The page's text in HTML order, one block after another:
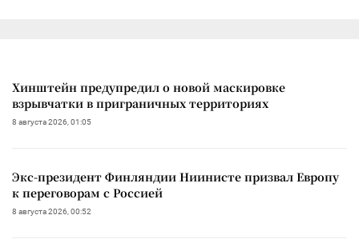
Хинштейн предупредил о новой маскировке
взрывчатки в приграничных территориях
8 августа 2026, 01:05
Экс-президент Финляндии Ниинисте призвал Европу
к переговорам с Россией
8 августа 2026, 00:52